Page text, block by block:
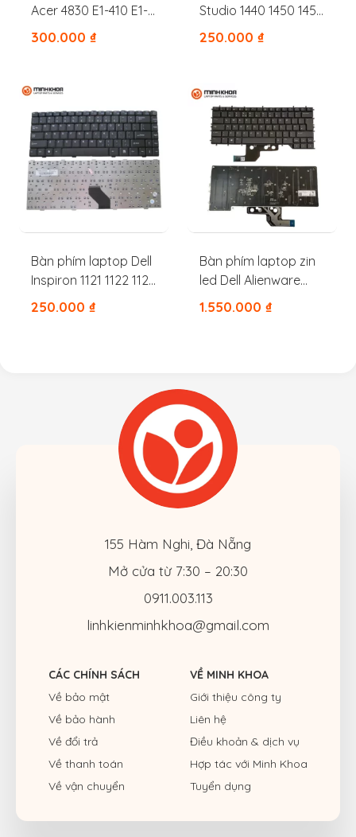
Acer 4830 E1-410 E1-
432 E1-411 E1-472 E5-
300.000 ₫
Studio 1440 1450 1457
1458
250.000 ₫
Bàn phím laptop Dell
Inspiron 1121 1122 1120
11Z M101Z M102Z
250.000 ₫
Bàn phím laptop zin
led Dell Alienware
M15R3 M15R2 M15R4
1.550.000 ₫
CÁC CHÍNH SÁCH
Về bảo mật
Về bảo hành
Về đổi trả
Về thanh toán
Về vận chuyển
155 Hàm Nghi, Đà Nẵng
Mở cửa từ 7:30 – 20:30
0911.003.113
linhkienminhkhoa@gmail.com
VỀ MINH KHOA
Giới thiệu công ty
Liên hệ
Điều khoản & dịch vụ
Hợp tác với Minh Khoa
Tuyển dụng